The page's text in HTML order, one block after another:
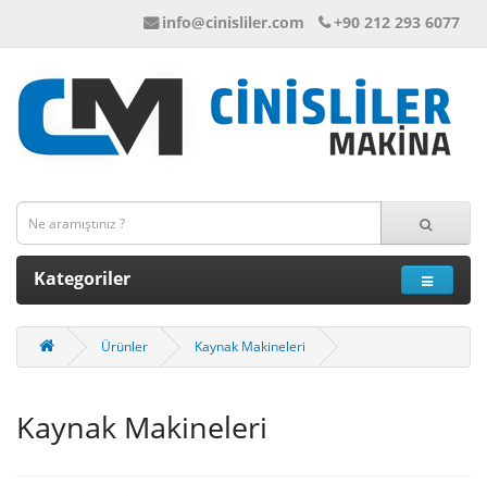
info@cinisliler.com +90 212 293 6077
Kategoriler
Ürünler Kaynak Makineleri
Kaynak Makineleri